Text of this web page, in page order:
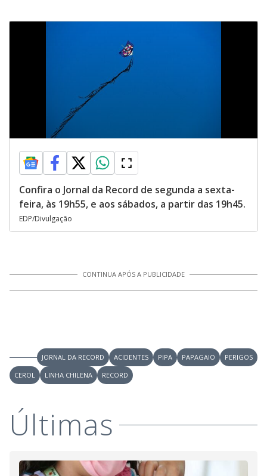
Confira o Jornal da Record de segunda a sexta-
feira, às 19h55, e aos sábados, a partir das 19h45.
EDP/Divulgação
CONTINUA APÓS A PUBLICIDADE
JORNAL DA RECORD ACIDENTES PIPA PAPAGAIO
PERIGOS
CEROL
LINHA CHILENA RECORD
Últimas